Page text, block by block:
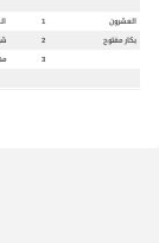
العشرون 1
بكار مفتوح
2
3